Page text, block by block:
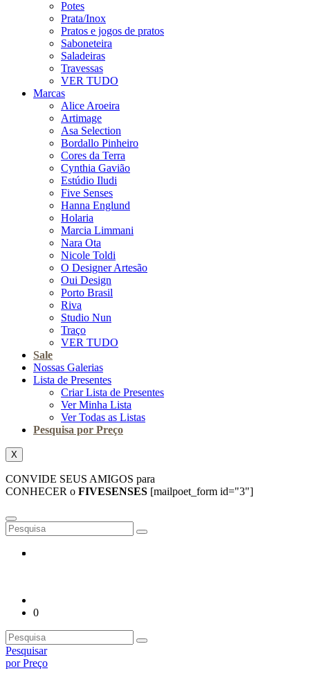
Potes
Prata/Inox
Pratos e jogos de pratos
Saboneteira
Saladeiras
Travessas
VER TUDO
Marcas
Alice Aroeira
Artimage
Asa Selection
Bordallo Pinheiro
Cores da Terra
Cynthia Gavião
Estúdio Iludi
Five Senses
Hanna Englund
Holaria
Marcia Limmani
Nara Ota
Nicole Toldi
O Designer Artesão
Oui Design
Porto Brasil
Riva
Studio Nun
Traço
VER TUDO
Sale
Nossas Galerias
Lista de Presentes
Criar Lista de Presentes
Ver Minha Lista
Ver Todas as Listas
Pesquisa por Preço
X
CONVIDE SEUS AMIGOS para
CONHECER o FIVESENSES [mailpoet_form id="3"]
0
Pesquisar
por Preço